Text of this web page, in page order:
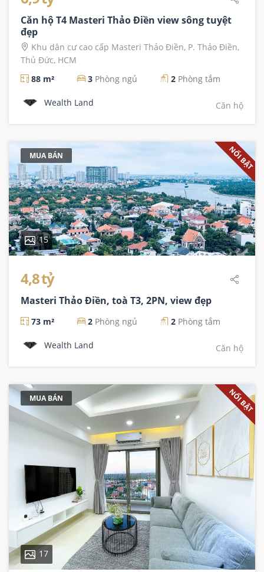
Căn hộ T4 Masteri Thảo Điền view sông tuyệt
đẹp
Khu dân cư cao cấp Masteri Thảo Điền, P. Thảo Điền,
Thủ Đức, HCM
88 m²
3 Phòng ngủ 2 Phòng tắm
Wealth Land Căn hộ
MUA BÁN NỔI BẬT
15
4,8 tỷ
Masteri Thảo Điền, toà T3, 2PN, view đẹp
73 m² 2 Phòng ngủ 2 Phòng tắm
Wealth Land Căn hộ
MUA BÁN NỔI BẬT
17